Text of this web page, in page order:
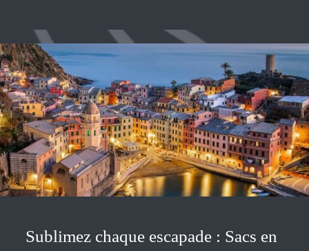
Sublimez chaque escapade : Sacs en